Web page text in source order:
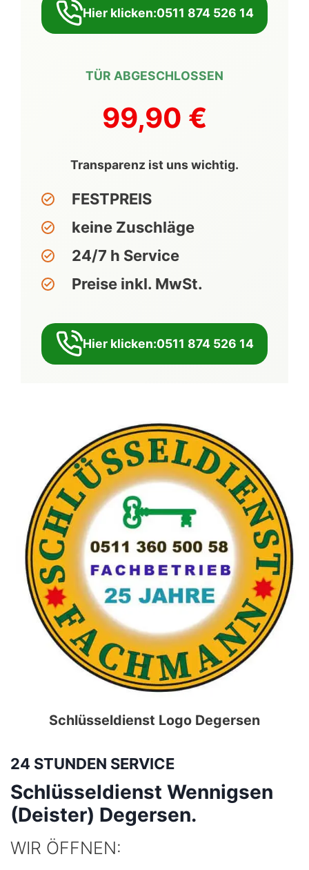
Hier klicken:0511 874 526 14
TÜR ABGESCHLOSSEN
99,90 €
Transparenz ist uns wichtig.
FESTPREIS
keine Zuschläge
24/7 h Service
Preise inkl. MwSt.
Hier klicken:0511 874 526 14
Schlüsseldienst Logo Degersen
24 STUNDEN SERVICE
Schlüsseldienst Wennigsen
(Deister) Degersen.
WIR ÖFFNEN: